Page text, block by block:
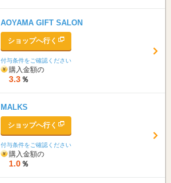
AOYAMA GIFT SALON
ショップへ行く
付与条件をご確認ください
購入金額の
3.3 ％
MALKS
ショップへ行く
付与条件をご確認ください
購入金額の
1.0 ％